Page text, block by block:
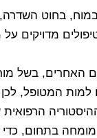
בחוט השדרה,
מדויקים על
האחרים, בשל
למות המטופל,
מומחה בתחום,